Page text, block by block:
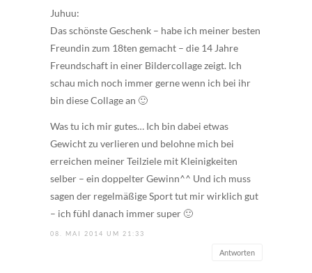
Juhuu:
Das schönste Geschenk – habe ich meiner besten
Freundin zum 18ten gemacht – die 14 Jahre
Freundschaft in einer Bildercollage zeigt. Ich
schau mich noch immer gerne wenn ich bei ihr
bin diese Collage an 🙂
Was tu ich mir gutes… Ich bin dabei etwas
Gewicht zu verlieren und belohne mich bei
erreichen meiner Teilziele mit Kleinigkeiten
selber – ein doppelter Gewinn^^ Und ich muss
sagen der regelmäßige Sport tut mir wirklich gut
– ich fühl danach immer super 🙂
08. MAI 2014 UM 21:33
Antworten